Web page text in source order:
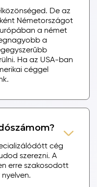
De az
Németországot
a német
a
Ha az USA-ban
céggel
cég
szerezni. A
erre szakosodott